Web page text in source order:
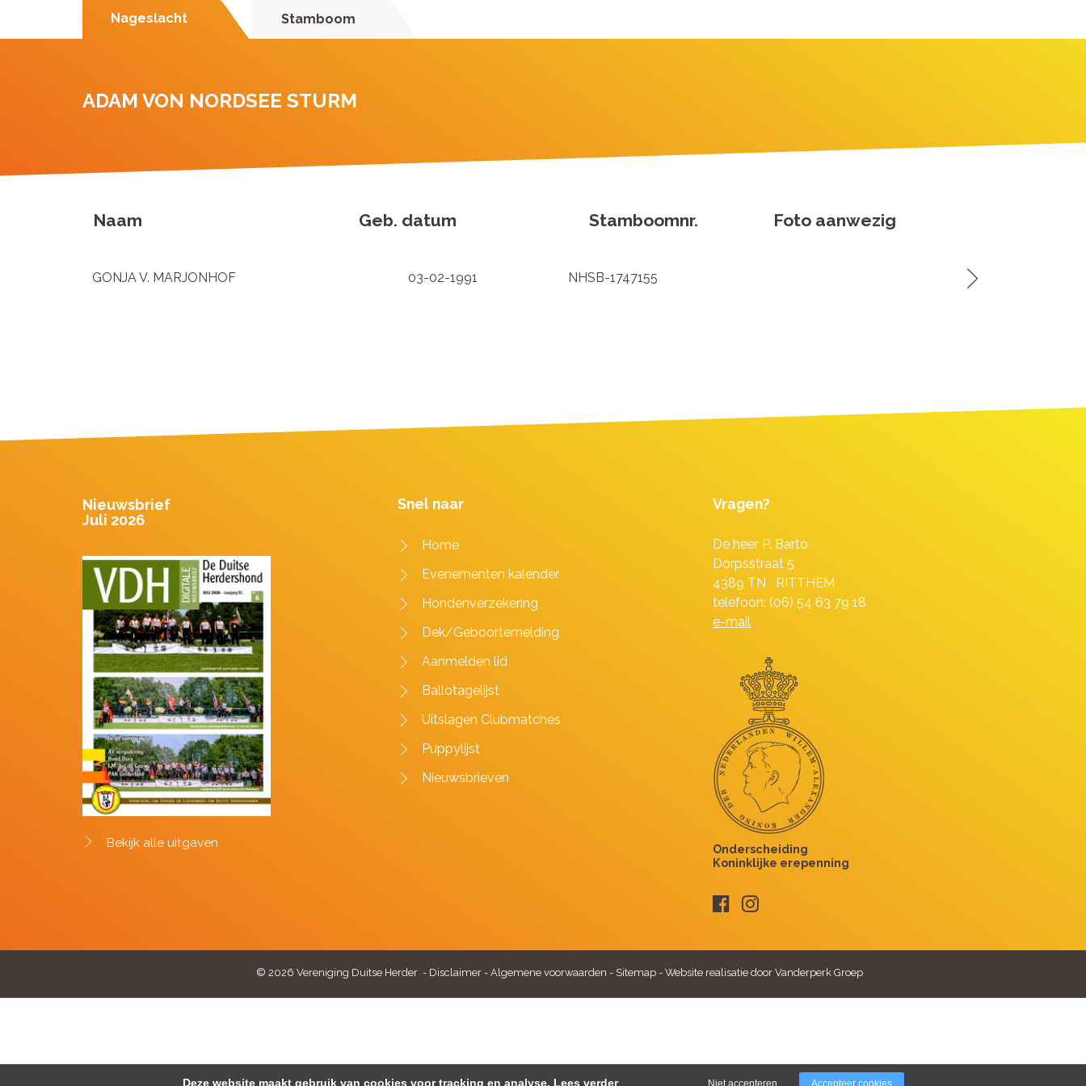
Nageslacht Stamboom
ADAM VON NORDSEE STURM
Naam Geb. datum Stamboomnr. Foto aanwezig
GONJA V. MARJONHOF 03-02-1991 NHSB-1747155
Nieuwsbrief
Juli 2026
Bekijk alle uitgaven
Snel naar
Home
Evenementen kalender
Hondenverzekering
Dek/Geboortemelding
Aanmelden lid
Ballotagelijst
Uitslagen Clubmatches
Puppylijst
Nieuwsbrieven
Vragen?
De heer P. Barto
Dorpsstraat 5
4389 TN RITTHEM
telefoon: (06) 54 63 79 18
e-mail
© 2026 Vereniging Duitse Herder - Disclaimer- Algemene voorwaarden - Sitemap- Website realisatie door Vanderperk Groep
Deze website maakt gebruik van cookies voor tracking en analyse. Lees verder